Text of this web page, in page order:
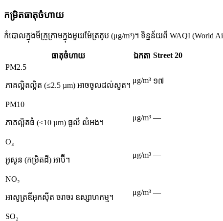
កម្រិតធាតុចំហាយ
កំបោលក្នុងមីក្រូក្រាមក្នុងមួយម៉ែត្រគូប (μg/m³)។ ទិន្នន័យពី WAQI (World
ធាតុចំហាយ ឯកតា Street 20
PM2.5
ភាគល្អិតល្អិត (≤2.5 µm) អាចចូលដល់សួត។
μg/m³ ១៧
PM10
ភាគល្អិតធំ (≤10 µm) ធូលី លំអង។
μg/m³ —
O₃
អូសូន (កម្រិតដី) អាប៊ី។
μg/m³ —
NO₂
អាសូត្រឌីអុកស៊ីត ចរាចរ ឧស្សាហកម្ម។
μg/m³ —
SO₂